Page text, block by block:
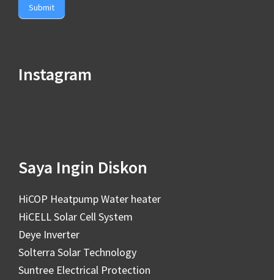
Submit
Instagram
Saya Ingin Diskon
HiCOP Heatpump Water heater
HiCELL Solar Cell System
Deye Inverter
Solterra Solar Technology
Suntree Electrical Protection